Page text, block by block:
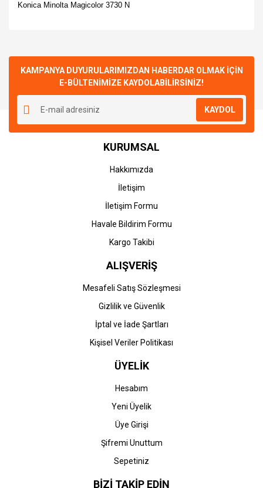
Konica Minolta Magicolor 3730 N
Yorum Yaz
kullanarak tarafımıza iletebilirsiniz.
Görüş ve önerileriniz için teşekkür ederiz.
Ürün resmi kalitesiz, bozuk veya görüntülenemiyor.
Ürün açıklamasında eksik bilgiler bulunuyor.
Ürün bilgilerinde hatalar bulunuyor.
Ürün fiyatı diğer sitelerden daha pahalı.
Gönder
KAMPANYA DUYURULARIMIZDAN HABERDAR OLMAK İÇİN
E-BÜLTENİMİZE KAYDOLABİLİRSİNİZ!
KAYDOL
KURUMSAL
Hakkımızda
İletişim
İletişim Formu
Havale Bildirim Formu
Kargo Takibi
ALIŞVERİŞ
Mesafeli Satış Sözleşmesi
Gizlilik ve Güvenlik
İptal ve İade Şartları
Kişisel Veriler Politikası
ÜYELİK
Hesabım
Yeni Üyelik
Üye Girişi
Şifremi Unuttum
Sepetiniz
BİZİ TAKİP EDİN